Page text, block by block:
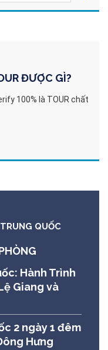
ĐƯỢC GÌ?
100% là TOUR chất
QUỐC
Hành Trình
Giang và
2 ngày 1 đêm
Hưng